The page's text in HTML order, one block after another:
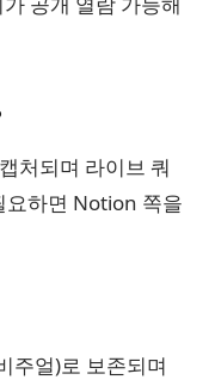
처되며 라이브 쿼
요하면 Notion 쪽을
주얼)로 보존되며